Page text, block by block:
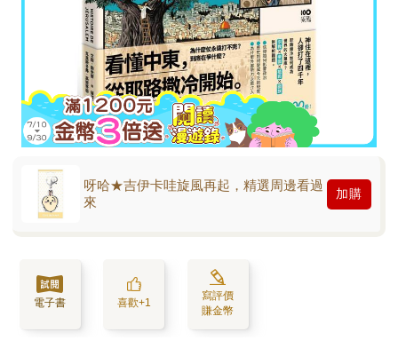
呀哈★吉伊卡哇旋風再起，精選周邊看過
來
加購
電子書 喜歡+1
寫評價
賺金幣